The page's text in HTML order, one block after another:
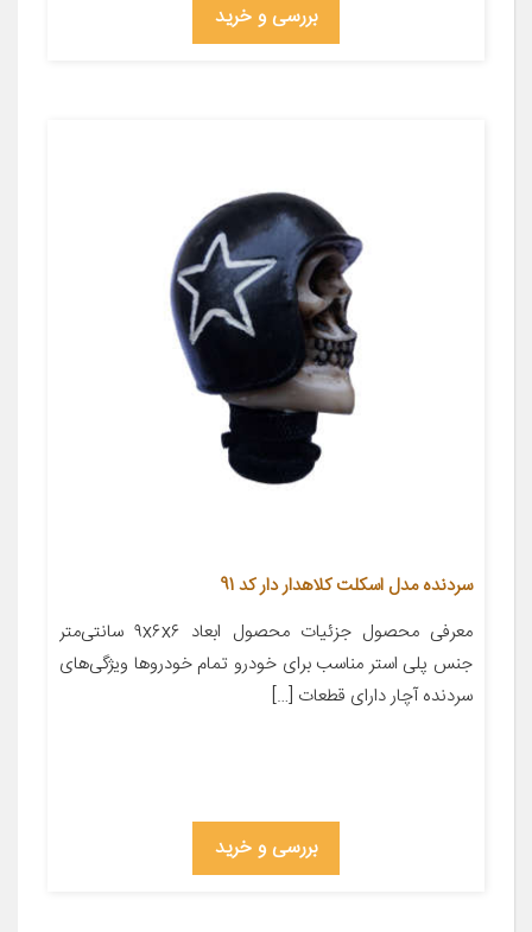
بررسی و خرید
سردنده مدل اسکلت کلاهدار دار کد 91
معرفی محصول جزئیات محصول ابعاد ۹x۶x۶ سانتی‌متر
جنس پلی استر مناسب برای خودرو تمام خودروها ویژگی‌های
سردنده آچار دارای قطعات […]
بررسی و خرید